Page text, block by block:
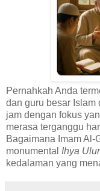
Pernahkah Anda
dan guru besar Islam
jam dengan fokus
merasa terganggu
Bagaimana Imam Al-
monumental Ihya
kedalaman yang